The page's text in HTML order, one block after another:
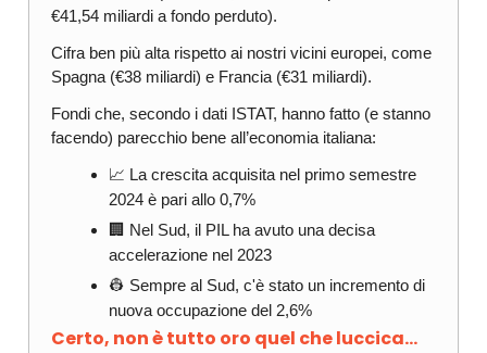
€41,54 miliardi a fondo perduto).
Cifra ben più alta rispetto ai nostri vicini europei, come
Spagna (€38 miliardi) e Francia (€31 miliardi).
Fondi che, secondo i dati ISTAT, hanno fatto (e stanno
facendo) parecchio bene all’economia italiana:
📈 La crescita acquisita nel primo semestre
2024 è pari allo 0,7%
🏢 Nel Sud, il PIL ha avuto una decisa
accelerazione nel 2023
👷 Sempre al Sud, c'è stato un incremento di
nuova occupazione del 2,6%
Certo, non è tutto oro quel che luccica...